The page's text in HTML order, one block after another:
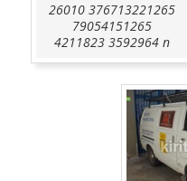
26010 376713221265
79054151265
4211823 3592964 n